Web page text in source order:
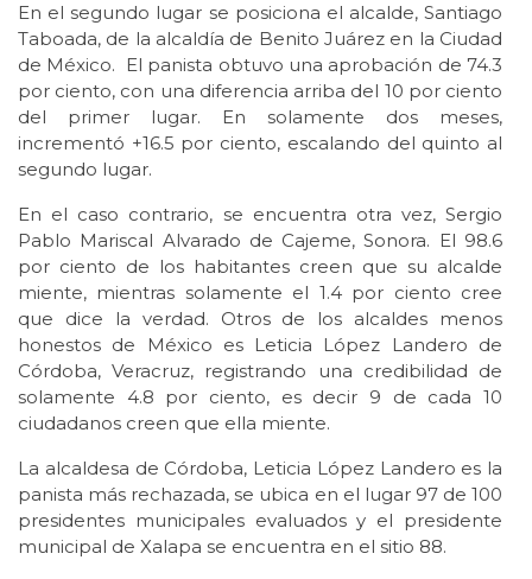
En el segundo lugar se posiciona el alcalde, Santiago
Taboada, de la alcaldía de Benito Juárez en la Ciudad
de México. El panista obtuvo una aprobación de 74.3
por ciento, con una diferencia arriba del 10 por ciento
del primer lugar. En solamente dos meses,
incrementó +16.5 por ciento, escalando del quinto al
segundo lugar.
En el caso contrario, se encuentra otra vez, Sergio
Pablo Mariscal Alvarado de Cajeme, Sonora. El 98.6
por ciento de los habitantes creen que su alcalde
miente, mientras solamente el 1.4 por ciento cree
que dice la verdad. Otros de los alcaldes menos
honestos de México es Leticia López Landero de
Córdoba, Veracruz, registrando una credibilidad de
solamente 4.8 por ciento, es decir 9 de cada 10
ciudadanos creen que ella miente.
La alcaldesa de Córdoba, Leticia López Landero es la
panista más rechazada, se ubica en el lugar 97 de 100
presidentes municipales evaluados y el presidente
municipal de Xalapa se encuentra en el sitio 88.